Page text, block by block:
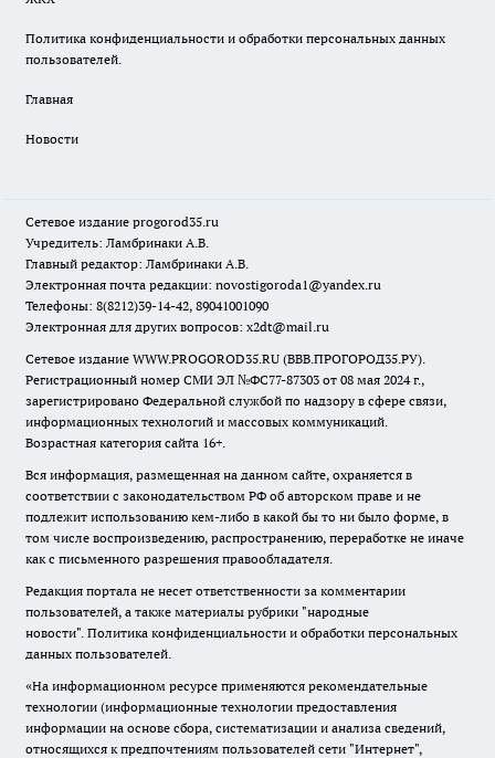
Политика конфиденциальности и обработки персональных данных
пользователей.
Главная
Новости
Сетевое издание progorod35.ru
Учредитель: Ламбринаки А.В.
Главный редактор: Ламбринаки А.В.
Электронная почта редакции: novostigoroda1@yandex.ru
Телефоны: 8(8212)39-14-42, 89041001090
Электронная для других вопросов: x2dt@mail.ru
Сетевое издание WWW.PROGOROD35.RU (ВВВ.ПРОГОРОД35.РУ).
Регистрационный номер СМИ ЭЛ №ФС77-87303 от 08 мая 2024 г.,
зарегистрировано Федеральной службой по надзору в сфере связи,
информационных технологий и массовых коммуникаций.
Возрастная категория сайта 16+.
Вся информация, размещенная на данном сайте, охраняется в
соответствии с законодательством РФ об авторском праве и не
подлежит использованию кем-либо в какой бы то ни было форме, в
том числе воспроизведению, распространению, переработке не иначе
как с письменного разрешения правообладателя.
Редакция портала не несет ответственности за комментарии
пользователей, а также материалы рубрики "народные
новости". Политика конфиденциальности и обработки персональных
данных пользователей.
«На информационном ресурсе применяются рекомендательные
технологии (информационные технологии предоставления
информации на основе сбора, систематизации и анализа сведений,
относящихся к предпочтениям пользователей сети "Интернет",